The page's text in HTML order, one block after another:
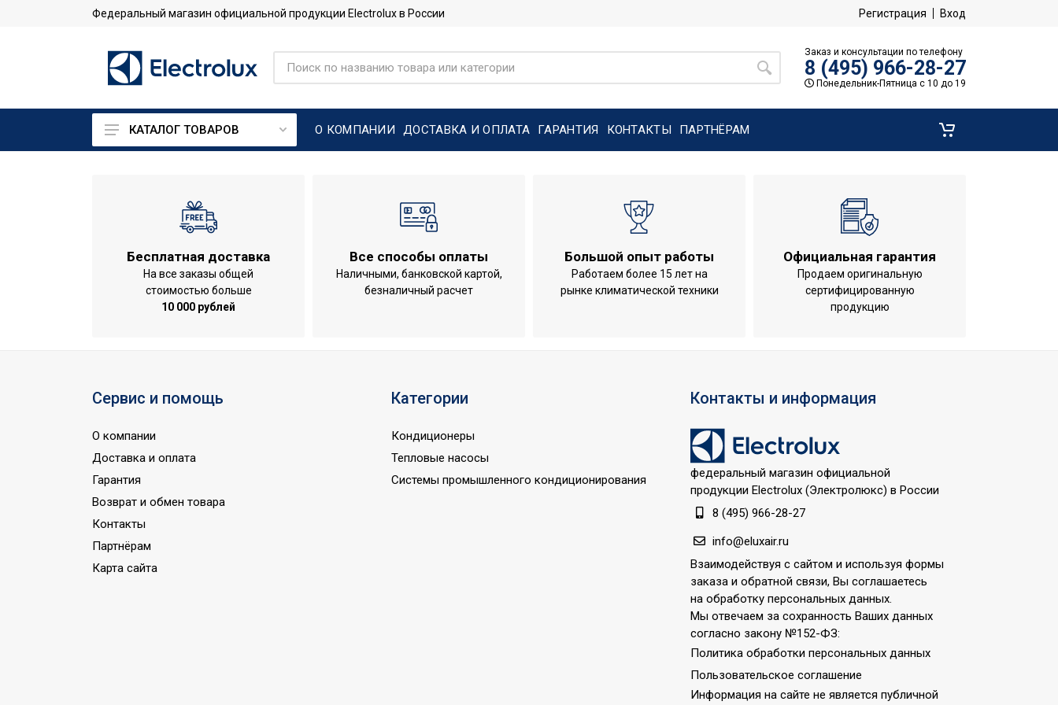
Федеральный магазин официальной продукции Electrolux в России Регистрация Вход
Заказ и консультации по телефону
8 (495) 966-28-27
Понедельник-Пятница с 10 до 19
Тепловые насосы
Системы промышленного
КАТАЛОГ ТОВАРОВ О КОМПАНИИ ДОСТАВКА И ОПЛАТА ГАРАНТИЯ КОНТАКТЫ ПАРТНЁРАМ
Бесплатная доставка
На все заказы общей
стоимостью больше
10 000 рублей
Все способы оплаты
Наличными, банковской картой,
безналичный расчет
Большой опыт работы
Работаем более 15 лет на
рынке климатической техники
Официальная гарантия
Продаем оригинальную
сертифицированную
продукцию
Сервис и помощь
О компании
Доставка и оплата
Гарантия
Возврат и обмен товара
Контакты
Партнёрам
Карта сайта
Категории
Кондиционеры
Тепловые насосы
Системы промышленного кондиционирования
Контакты и информация
федеральный магазин официальной
продукции Electrolux (Электролюкс) в России
8 (495) 966-28-27
info@eluxair.ru
Взаимодействуя с сайтом и используя формы
заказа и обратной связи, Вы соглашаетесь
на обработку персональных данных.
Мы отвечаем за сохранность Ваших данных
согласно закону №152-ФЗ:
Политика обработки персональных данных
Пользовательское соглашение
Информация на сайте не является публичной